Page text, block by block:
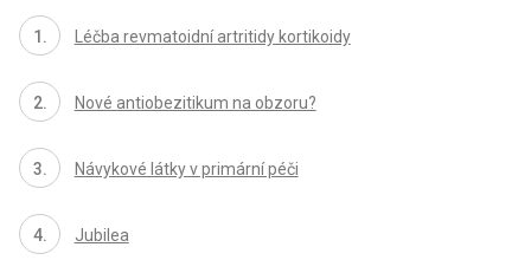
Léčba revmatoidní artritidy kortikoidy
Nové antiobezitikum na obzoru?
Návykové látky v primární péči
Jubilea